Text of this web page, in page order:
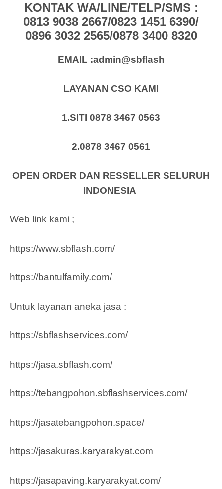
KONTAK WA/LINE/TELP/SMS :
0813 9038 2667/0823 1451 6390/
0896 3032 2565/0878 3400 8320
EMAIL :admin@sbflash
LAYANAN CSO KAMI
1.SITI 0878 3467 0563
2.0878 3467 0561
OPEN ORDER DAN RESSELLER SELURUH
INDONESIA
Web link kami ;
https://www.sbflash.com/
https://bantulfamily.com/
Untuk layanan aneka jasa :
https://sbflashservices.com/
https://jasa.sbflash.com/
https://tebangpohon.sbflashservices.com/
https://jasatebangpohon.space/
https://jasakuras.karyarakyat.com
https://jasapaving.karyarakyat.com/